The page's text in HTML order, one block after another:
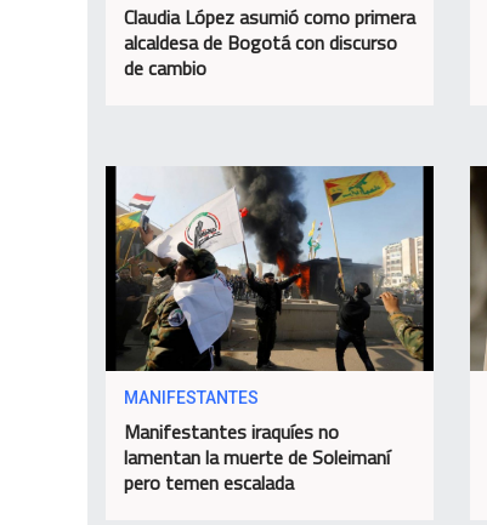
Claudia López asumió como primera
alcaldesa de Bogotá con discurso
de cambio
MANIFESTANTES
Manifestantes iraquíes no
lamentan la muerte de Soleimaní
pero temen escalada